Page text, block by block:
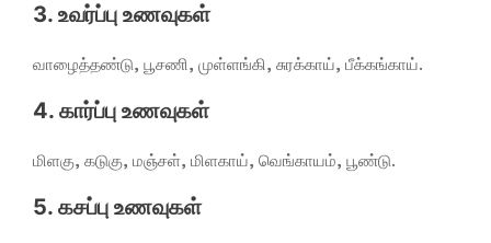
3. உவர்ப்பு உணவுகள்
வாழைத்தண்டு, பூசணி, முள்ளங்கி, சுரக்காய், பீக்கங்காய்.
4. கார்ப்பு உணவுகள்
மிளகு, கடுகு, மஞ்சள், மிளகாய், வெங்காயம், பூண்டு.
5. கசப்பு உணவுகள்